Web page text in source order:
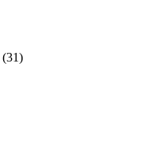
(31)